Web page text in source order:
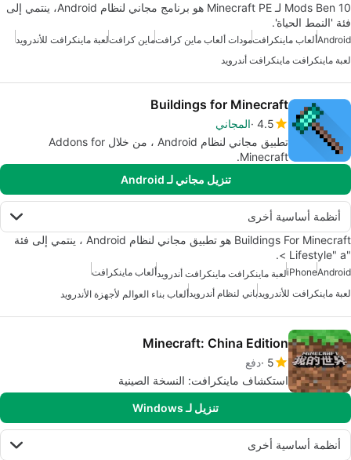
Mods Ben 10 لـ Minecraft PE هو برنامج مجاني لنظام Android، ينتمي إلى
فئة 'النمط الحياة'.
Androidألعاب ماينكرافتمودات ألعاب ماين كرافتماين كرافتلعبة ماينكرافت للأندرويد
لعبة ماينكرافت ماينكرافت أندرويد
Buildings for Minecraft
4.5 المجاني
تطبيق مجاني لنظام Android ، من خلال Addons for
Minecraft.
تنزيل مجاني لـ Android
أنظمة أساسية أخرى
Buildings For Minecraft هو تطبيق مجاني لنظام Android ، ينتمي إلى فئة
"Lifestyle" a >.
Android
iPhoneلعبة ماينكرافت ماينكرافت أندرويدألعاب ماينكرافت
لعبة ماينكرافت للأندرويدباني لنظام أندرويدألعاب بناء العوالم لأجهزة الأندرويد
Minecraft: China Edition
5 دفع
استكشاف ماينكرافت: النسخة الصينية
تنزيل لـ Windows
أنظمة أساسية أخرى